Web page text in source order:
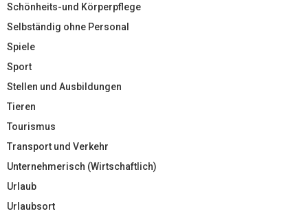
Schönheits-und Körperpflege
Selbständig ohne Personal
Spiele
Sport
Stellen und Ausbildungen
Tieren
Tourismus
Transport und Verkehr
Unternehmerisch (Wirtschaftlich)
Urlaub
Urlaubsort